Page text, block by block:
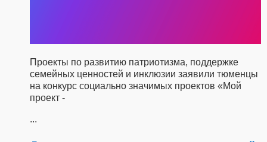
Проекты по развитию патриотизма, поддержке
семейных ценностей и инклюзии заявили тюменцы
на конкурс социально значимых проектов «Мой
проект -
...